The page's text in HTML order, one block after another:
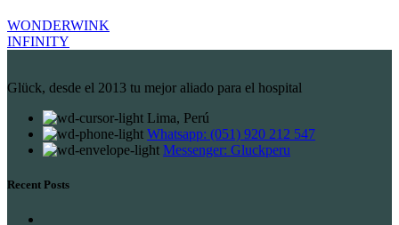
WONDERWINK
INFINITY
Glück, desde el 2013 tu mejor aliado para el hospital
Lima, Perú
Whatsapp: (051) 920 212 547
Messenger: Gluckperu
Recent Posts